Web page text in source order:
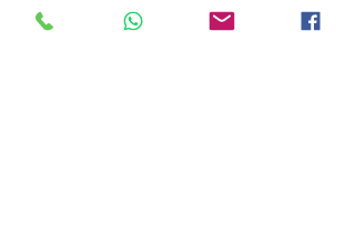
vorbei und lass dich